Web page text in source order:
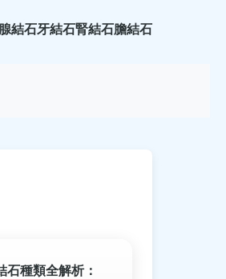
結石牙結石腎結石膽結石
石種類全解析：